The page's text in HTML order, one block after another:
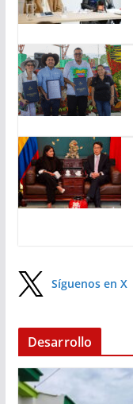
Síguenos en X
Desarrollo